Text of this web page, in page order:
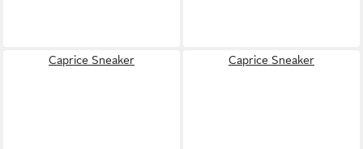
Caprice Sneaker Caprice Sneaker